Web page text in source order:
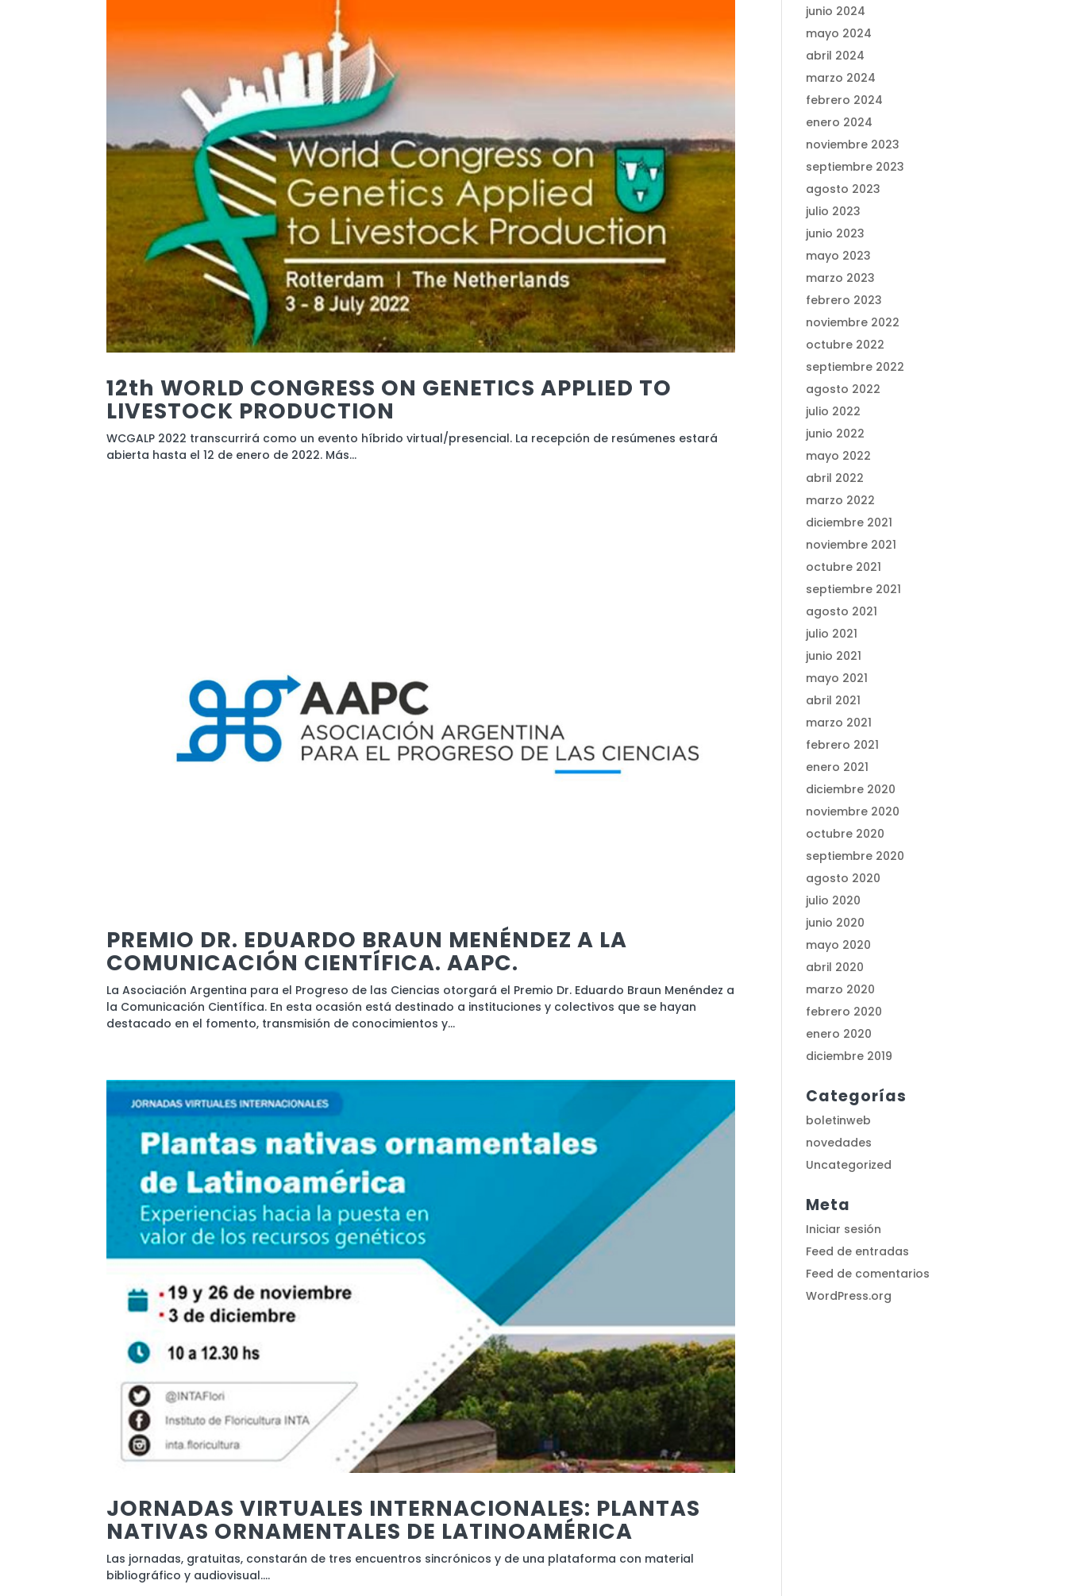
12th WORLD CONGRESS ON GENETICS APPLIED TO
LIVESTOCK PRODUCTION
WCGALP 2022 transcurrirá como un evento híbrido virtual/presencial. La recepción de resúmenes estará
abierta hasta el 12 de enero de 2022. Más...
PREMIO DR. EDUARDO BRAUN MENÉNDEZ A LA
COMUNICACIÓN CIENTÍFICA. AAPC.
La Asociación Argentina para el Progreso de las Ciencias otorgará el Premio Dr. Eduardo Braun Menéndez a
la Comunicación Científica. En esta ocasión está destinado a instituciones y colectivos que se hayan
destacado en el fomento, transmisión de conocimientos y...
JORNADAS VIRTUALES INTERNACIONALES: PLANTAS
NATIVAS ORNAMENTALES DE LATINOAMÉRICA
Las jornadas, gratuitas, constarán de tres encuentros sincrónicos y de una plataforma con material
bibliográfico y audiovisual....
junio 2024
mayo 2024
abril 2024
marzo 2024
febrero 2024
enero 2024
noviembre 2023
septiembre 2023
agosto 2023
julio 2023
junio 2023
mayo 2023
marzo 2023
febrero 2023
noviembre 2022
octubre 2022
septiembre 2022
agosto 2022
julio 2022
junio 2022
mayo 2022
abril 2022
marzo 2022
diciembre 2021
noviembre 2021
octubre 2021
septiembre 2021
agosto 2021
julio 2021
junio 2021
mayo 2021
abril 2021
marzo 2021
febrero 2021
enero 2021
diciembre 2020
noviembre 2020
octubre 2020
septiembre 2020
agosto 2020
julio 2020
junio 2020
mayo 2020
abril 2020
marzo 2020
febrero 2020
enero 2020
diciembre 2019
Categorías
boletinweb
novedades
Uncategorized
Meta
Iniciar sesión
Feed de entradas
Feed de comentarios
WordPress.org